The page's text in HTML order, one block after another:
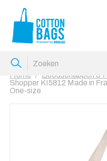
Home Boodschappen &
Shopper KI5812 Made in
One-size